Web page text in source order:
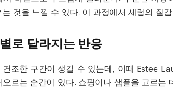
는 것을 느낄 수 있다. 이 과정에서 세럼의 질
로 달라지는 반응
건조한 구간이 생길 수 있는데, 이때 Estee
오르는 순간이 있다. 쇼핑이나 샘플을 고르는